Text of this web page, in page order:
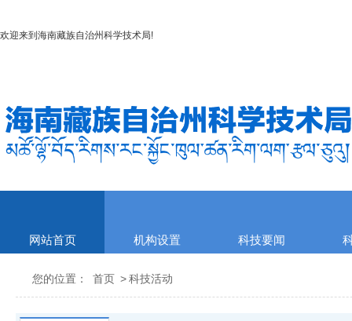
欢迎来到 海南藏族自治州科学技术局!
网站首页 机构设置 科技要闻
您的位置： 首页 >科技活动